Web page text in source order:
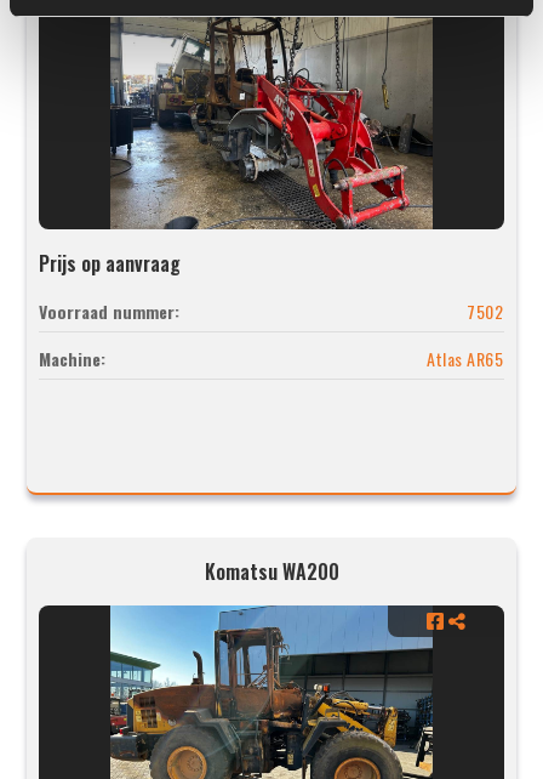
Prijs op aanvraag
Voorraad nummer:
7502
Machine:
Atlas AR65
Komatsu WA200